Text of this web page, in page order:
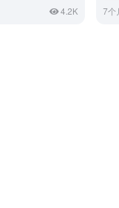
4.2K 7个